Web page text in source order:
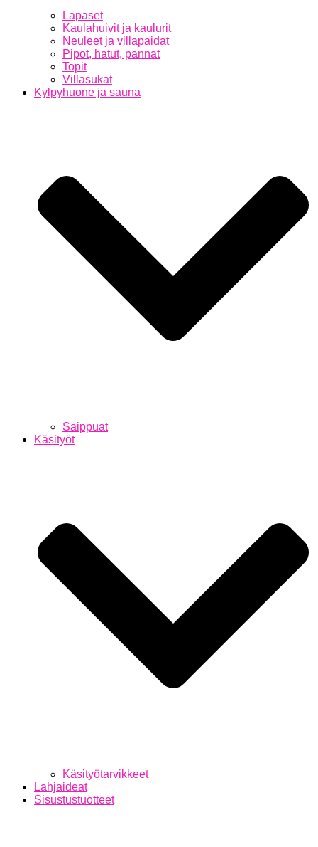
Lapaset
Kaulahuivit ja kaulurit
Neuleet ja villapaidat
Pipot, hatut, pannat
Topit
Villasukat
Kylpyhuone ja sauna
Saippuat
Käsityöt
Käsityötarvikkeet
Lahjaideat
Sisustustuotteet